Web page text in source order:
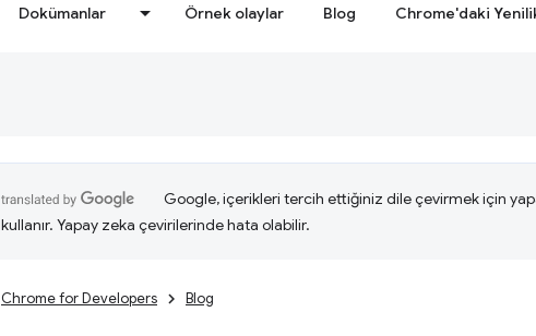
Dokümanlar Örnek olaylar Blog Chrome'daki
Google, içerikleri tercih ettiğiniz dile çevirmek için
kullanır. Yapay zeka çevirilerinde hata olabilir.
Chrome for Developers Blog